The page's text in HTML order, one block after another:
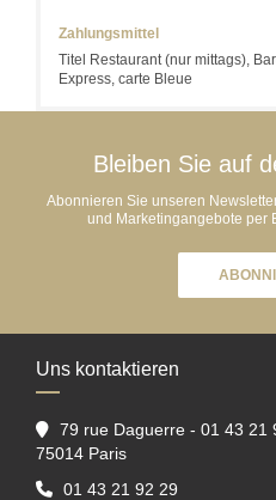
Zahlungsmittel
Titel Restaurant (nur mittags),
Express, carte Bleue
Bleiben Sie auf
Abonnieren Sie unseren
und Marketingangebote per
Uns kontaktieren
79 rue Daguerre - 01 43 21
75014 Paris((öffnet ein neues
01 43 21 92 29